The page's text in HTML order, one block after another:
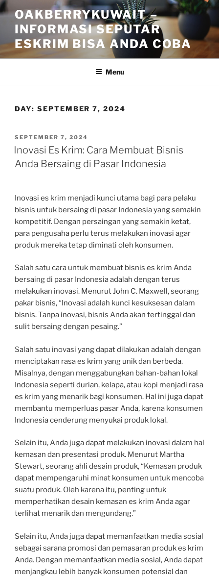
Skip
to
content
OAKBERRYKUWAIT –
INFORMASI SEPUTAR
ESKRIM BISA ANDA COBA
Menu
DAY: SEPTEMBER 7, 2024
POSTED
ON
SEPTEMBER 7, 2024
Inovasi Es Krim: Cara Membuat Bisnis
Anda Bersaing di Pasar Indonesia
Inovasi es krim menjadi kunci utama bagi para pelaku
bisnis untuk bersaing di pasar Indonesia yang semakin
kompetitif. Dengan persaingan yang semakin ketat,
para pengusaha perlu terus melakukan inovasi agar
produk mereka tetap diminati oleh konsumen.
Salah satu cara untuk membuat bisnis es krim Anda
bersaing di pasar Indonesia adalah dengan terus
melakukan inovasi. Menurut John C. Maxwell, seorang
pakar bisnis, “Inovasi adalah kunci kesuksesan dalam
bisnis. Tanpa inovasi, bisnis Anda akan tertinggal dan
sulit bersaing dengan pesaing.”
Salah satu inovasi yang dapat dilakukan adalah dengan
menciptakan rasa es krim yang unik dan berbeda.
Misalnya, dengan menggabungkan bahan-bahan lokal
Indonesia seperti durian, kelapa, atau kopi menjadi rasa
es krim yang menarik bagi konsumen. Hal ini juga dapat
membantu memperluas pasar Anda, karena konsumen
Indonesia cenderung menyukai produk lokal.
Selain itu, Anda juga dapat melakukan inovasi dalam hal
kemasan dan presentasi produk. Menurut Martha
Stewart, seorang ahli desain produk, “Kemasan produk
dapat mempengaruhi minat konsumen untuk mencoba
suatu produk. Oleh karena itu, penting untuk
memperhatikan desain kemasan es krim Anda agar
terlihat menarik dan mengundang.”
Selain itu, Anda juga dapat memanfaatkan media sosial
sebagai sarana promosi dan pemasaran produk es krim
Anda. Dengan memanfaatkan media sosial, Anda dapat
menjangkau lebih banyak konsumen potensial dan